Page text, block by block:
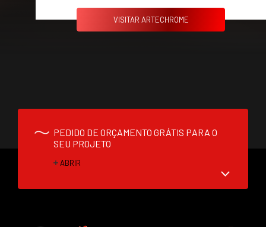
VISITAR ARTECHROME
PEDIDO DE ORÇAMENTO GRÁTIS PARA O
SEU PROJETO
ABRIR